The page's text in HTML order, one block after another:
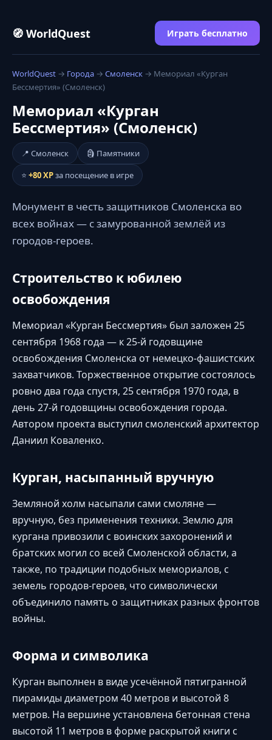
🧭 WorldQuest Играть бесплатно
WorldQuest → Города → Смоленск → Мемориал «Курган
Бессмертия» (Смоленск)
Мемориал «Курган
Бессмертия» (Смоленск)
📍 Смоленск
🗿 Памятники
⭐ +80 XPза посещение в игре
Монумент в честь защитников Смоленска во
всех войнах — с замурованной землёй из
городов-героев.
Строительство к юбилею
освобождения
Мемориал «Курган Бессмертия» был заложен 25
сентября 1968 года — к 25-й годовщине
освобождения Смоленска от немецко-фашистских
захватчиков. Торжественное открытие состоялось
ровно два года спустя, 25 сентября 1970 года, в
день 27-й годовщины освобождения города.
Автором проекта выступил смоленский архитектор
Даниил Коваленко.
Курган, насыпанный вручную
Земляной холм насыпали сами смоляне —
вручную, без применения техники. Землю для
кургана привозили с воинских захоронений и
братских могил со всей Смоленской области, а
также, по традиции подобных мемориалов, с
земель городов-героев, что символически
объединило память о защитниках разных фронтов
войны.
Форма и символика
Курган выполнен в виде усечённой пятигранной
пирамиды диаметром 40 метров и высотой 8
метров. На вершине установлена бетонная стена
высотой 11 метров в форме раскрытой книги с